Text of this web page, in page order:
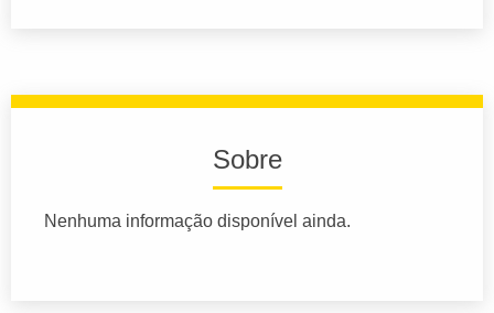
Sobre
Nenhuma informação disponível ainda.